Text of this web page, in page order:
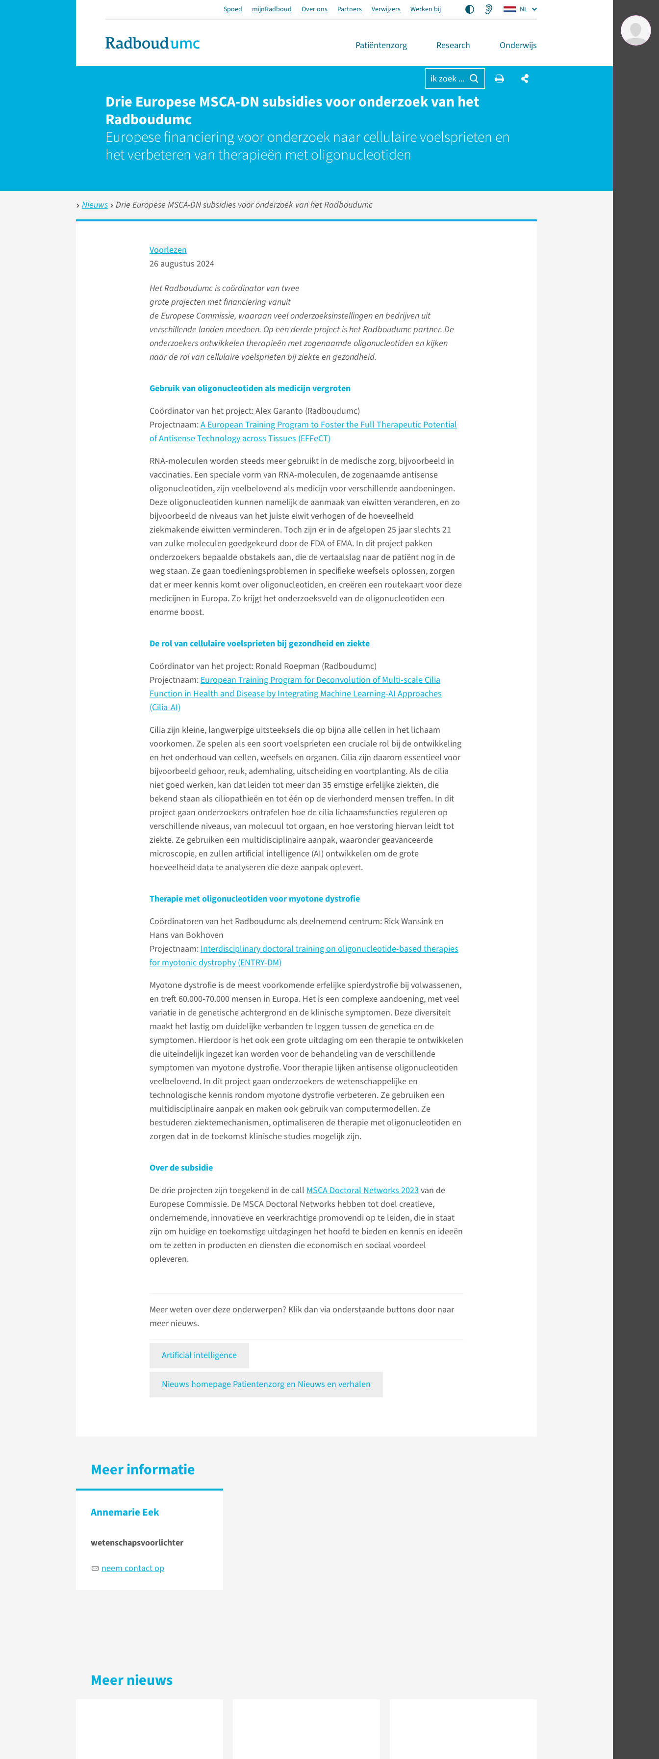
Spoed mijnRadboud Over ons Partners Verwijzers Werken bij NL
Patiëntenzorg Research Onderwijs
ik zoek ...
Drie Europese MSCA-DN subsidies voor onderzoek van het
Radboudumc
Europese financiering voor onderzoek naar cellulaire voelsprieten en
het verbeteren van therapieën met oligonucleotiden
Nieuws Drie Europese MSCA-DN subsidies voor onderzoek van het Radboudumc
Voorlezen
26 augustus 2024
Het Radboudumc is coördinator van twee
grote projecten met financiering vanuit
de Europese Commissie, waaraan veel onderzoeksinstellingen en bedrijven uit
verschillende landen meedoen. Op een derde project is het Radboudumc partner. De
onderzoekers ontwikkelen therapieën met zogenaamde oligonucleotiden en kijken
naar de rol van cellulaire voelsprieten bij ziekte en gezondheid.
Gebruik van oligonucleotiden als medicijn vergroten
Coördinator van het project: Alex Garanto (Radboudumc)
Projectnaam:A European Training Program to Foster the Full Therapeutic Potential
of Antisense Technology across Tissues (EFFeCT)
RNA-moleculen worden steeds meer gebruikt in de medische zorg, bijvoorbeeld in
vaccinaties. Een speciale vorm van RNA-moleculen, de zogenaamde antisense
oligonucleotiden, zijn veelbelovend als medicijn voor verschillende aandoeningen.
Deze oligonucleotiden kunnen namelijk de aanmaak van eiwitten veranderen, en zo
bijvoorbeeld de niveaus van het juiste eiwit verhogen of de hoeveelheid
ziekmakende eiwitten verminderen. Toch zijn er in de afgelopen 25 jaar slechts 21
van zulke moleculen goedgekeurd door de FDA of EMA. In dit project pakken
onderzoekers bepaalde obstakels aan, die de vertaalslag naar de patiënt nog in de
weg staan. Ze gaan toedieningsproblemen in specifieke weefsels oplossen, zorgen
dat er meer kennis komt over oligonucleotiden, en creëren een routekaart voor deze
medicijnen in Europa. Zo krijgt het onderzoeksveld van de oligonucleotiden een
enorme boost.
De rol van cellulaire voelsprieten bij gezondheid en ziekte
Coördinator van het project: Ronald Roepman (Radboudumc)
Projectnaam:European Training Program for Deconvolution of Multi-scale Cilia
Function in Health and Disease by Integrating Machine Learning-AI Approaches
(Cilia-AI)
Cilia zijn kleine, langwerpige uitsteeksels die op bijna alle cellen in het lichaam
voorkomen. Ze spelen als een soort voelsprieten een cruciale rol bij de ontwikkeling
en het onderhoud van cellen, weefsels en organen. Cilia zijn daarom essentieel voor
bijvoorbeeld gehoor, reuk, ademhaling, uitscheiding en voortplanting. Als de cilia
niet goed werken, kan dat leiden tot meer dan 35 ernstige erfelijke ziekten, die
bekend staan als ciliopathieën en tot één op de vierhonderd mensen treffen. In dit
project gaan onderzoekers ontrafelen hoe de cilia lichaamsfuncties reguleren op
verschillende niveaus, van molecuul tot orgaan, en hoe verstoring hiervan leidt tot
ziekte. Ze gebruiken een multidisciplinaire aanpak, waaronder geavanceerde
microscopie, en zullen artificial intelligence (AI) ontwikkelen om de grote
hoeveelheid data te analyseren die deze aanpak oplevert.
Therapie met oligonucleotiden voor myotone dystrofie
Coördinatoren van het Radboudumc als deelnemend centrum: Rick Wansink en
Hans van Bokhoven
Projectnaam:Interdisciplinary doctoral training on oligonucleotide-based therapies
for myotonic dystrophy (ENTRY-DM)
Myotone dystrofie is de meest voorkomende erfelijke spierdystrofie bij volwassenen,
en treft 60.000-70.000 mensen in Europa. Het is een complexe aandoening, met veel
variatie in de genetische achtergrond en de klinische symptomen. Deze diversiteit
maakt het lastig om duidelijke verbanden te leggen tussen de genetica en de
symptomen. Hierdoor is het ook een grote uitdaging om een therapie te ontwikkelen
die uiteindelijk ingezet kan worden voor de behandeling van de verschillende
symptomen van myotone dystrofie. Voor therapie lijken antisense oligonucleotiden
veelbelovend. In dit project gaan onderzoekers de wetenschappelijke en
technologische kennis rondom myotone dystrofie verbeteren. Ze gebruiken een
multidisciplinaire aanpak en maken ook gebruik van computermodellen. Ze
bestuderen ziektemechanismen, optimaliseren de therapie met oligonucleotiden en
zorgen dat in de toekomst klinische studies mogelijk zijn.
Over de subsidie
De drie projecten zijn toegekend in de call MSCA Doctoral Networks 2023van de
Europese Commissie. De MSCA Doctoral Networks hebben tot doel creatieve,
ondernemende, innovatieve en veerkrachtige promovendi op te leiden, die in staat
zijn om huidige en toekomstige uitdagingen het hoofd te bieden en kennis en ideeën
om te zetten in producten en diensten die economisch en sociaal voordeel
opleveren.
Meer weten over deze onderwerpen? Klik dan via onderstaande buttons door naar
meer nieuws.
Artificial intelligence
Nieuws homepage Patientenzorg en Nieuws en verhalen
Meer informatie
Annemarie Eek
wetenschapsvoorlichter
neem contact op
Meer nieuws